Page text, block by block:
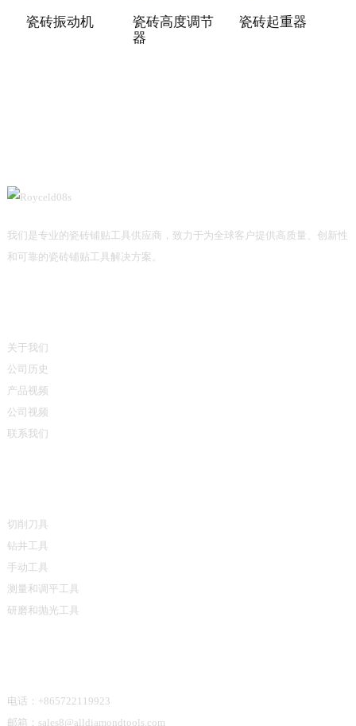
瓷砖振动机
瓷砖高度调节
器
瓷砖起重器
我们是专业的瓷砖铺贴工具供应商，致力于为全球客户提供高质量、创新性
和可靠的瓷砖铺贴工具解决方案。
关于我们
公司历史
产品视频
公司视频
联系我们
切削刀具
钻井工具
手动工具
测量和调平工具
研磨和抛光工具
电话：+865722119923
邮箱：sales8@alldiamondtools.com